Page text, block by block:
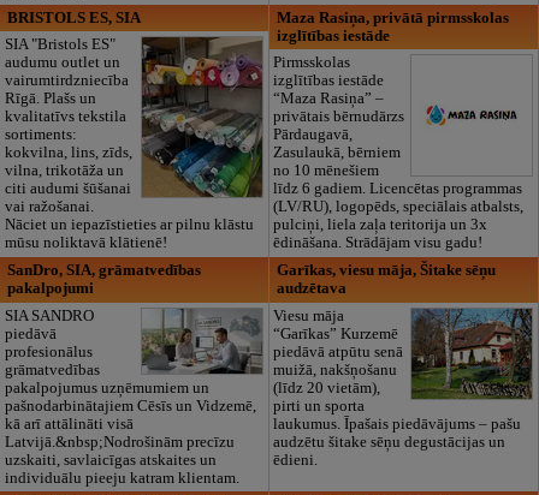
BRISTOLS ES, SIA
SIA "Bristols ES"
audumu outlet un
vairumtirdzniecība
Rīgā. Plašs un
kvalitatīvs tekstila
sortiments:
kokvilna, lins, zīds,
vilna, trikotāža un
citi audumi šūšanai
vai ražošanai.
Nāciet un iepazīstieties ar pilnu klāstu
mūsu noliktavā klātienē!
Maza Rasiņa, privātā pirmsskolas
izglītības iestāde
Pirmsskolas
izglītības iestāde
“Maza Rasiņa” –
privātais bērnudārzs
Pārdaugavā,
Zasulaukā, bērniem
no 10 mēnešiem
līdz 6 gadiem. Licencētas programmas
(LV/RU), logopēds, speciālais atbalsts,
pulciņi, liela zaļa teritorija un 3x
ēdināšana. Strādājam visu gadu!
SanDro, SIA, grāmatvedības
pakalpojumi
SIA SANDRO
piedāvā
profesionālus
grāmatvedības
pakalpojumus uzņēmumiem un
pašnodarbinātajiem Cēsīs un Vidzemē,
kā arī attālināti visā
Latvijā.&nbsp;Nodrošinām precīzu
uzskaiti, savlaicīgas atskaites un
individuālu pieeju katram klientam.
Garīkas, viesu māja, Šitake sēņu
audzētava
Viesu māja
“Garīkas” Kurzemē
piedāvā atpūtu senā
muižā, nakšņošanu
(līdz 20 vietām),
pirti un sporta
laukumus. Īpašais piedāvājums – pašu
audzētu šitake sēņu degustācijas un
ēdieni.